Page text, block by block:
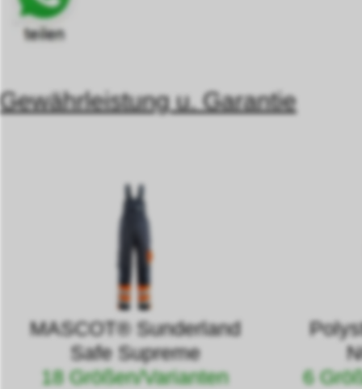
Gewährleistung u. Garantie
MASCOT® Sunderland
Safe Supreme
18 Größen/Varianten
6